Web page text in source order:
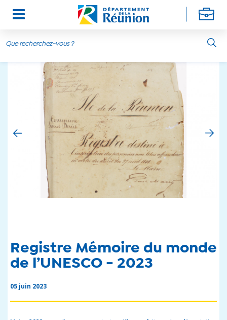
Aller au contenu principal
Registre Mémoire du monde
de l’UNESCO - 2023
05 juin 2023